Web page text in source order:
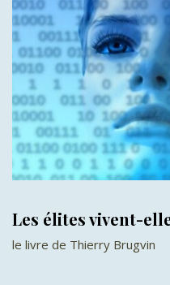
Les élites vivent-
le livre de Thierry Brugvin